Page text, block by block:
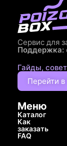
Сервис для
Поддержка:
Гайды,
Перейти
Меню
Каталог
Как
заказать
FAQ